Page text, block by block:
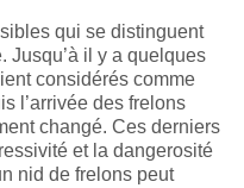
qui se distinguent
Jusqu’à il y a quelques
considérés comme
l’arrivée des frelons
changé. Ces derniers
et la dangerosité
nid de frelons peut